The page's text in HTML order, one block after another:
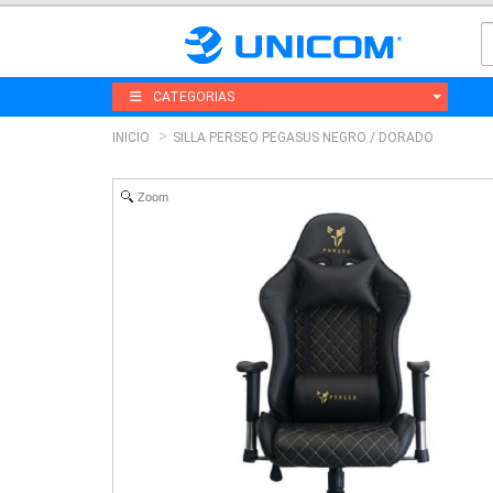
CATEGORIAS
INICIO SILLA PERSEO PEGASUS NEGRO / DORADO
Zoom